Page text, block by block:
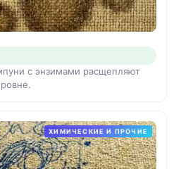
с энзимами расщепляют
ХИМИЧЕСКИЕ И ПРОЧИЕ